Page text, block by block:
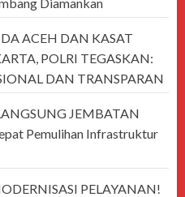
ACEH DAN KASAT
POLRI TEGASKAN:
DAN TRANSPARAN
JEMBATAN
Pemulihan Infrastruktur
PELAYANAN!